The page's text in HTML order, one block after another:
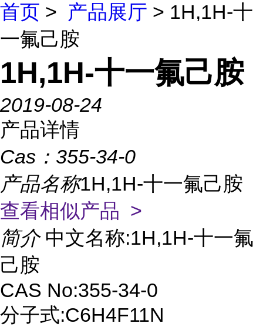
首页 > 产品展厅 > 1H,1H-十
一氟己胺
1H,1H-十一氟己胺
2019-08-24
产品详情
Cas： 355-34-0
产品名称1H,1H-十一氟己胺
查看相似产品 >
简介 中文名称:1H,1H-十一氟
己胺
CAS No:355-34-0
分子式:C6H4F11N